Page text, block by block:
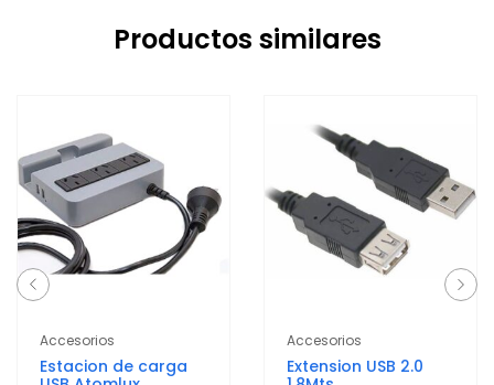
Productos similares
Accesorios
Estacion de carga
Accesorios
Extension USB 2.0